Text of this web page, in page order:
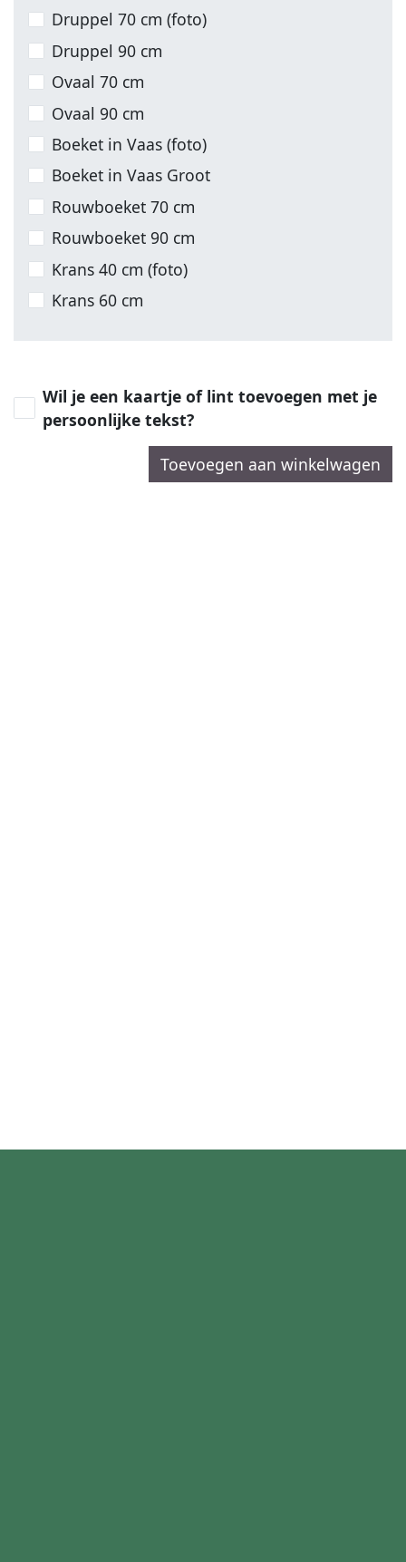
Druppel 70 cm (foto)
Druppel 90 cm
Ovaal 70 cm
Ovaal 90 cm
Boeket in Vaas (foto)
Boeket in Vaas Groot
Rouwboeket 70 cm
Rouwboeket 90 cm
Krans 40 cm (foto)
Krans 60 cm
Wil je een kaartje of lint toevoegen met je
persoonlijke tekst?
Toevoegen aan winkelwagen